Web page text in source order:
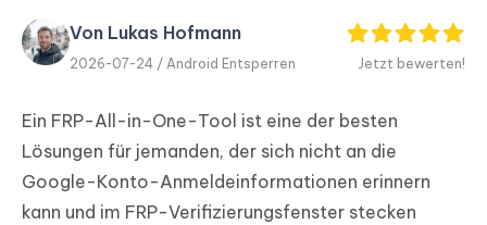
PDF
Editor
Neu
iAnyGo
Von Lukas Hofmann
2026-07-24 / Android Entsperren Jetzt bewerten!
Ein FRP-All-in-One-Tool ist eine der besten
Lösungen für jemanden, der sich nicht an die
Google-Konto-Anmeldeinformationen erinnern
kann und im FRP-Verifizierungsfenster stecken